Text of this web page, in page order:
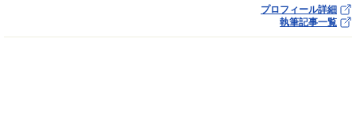
プロフィール詳細
執筆記事一覧